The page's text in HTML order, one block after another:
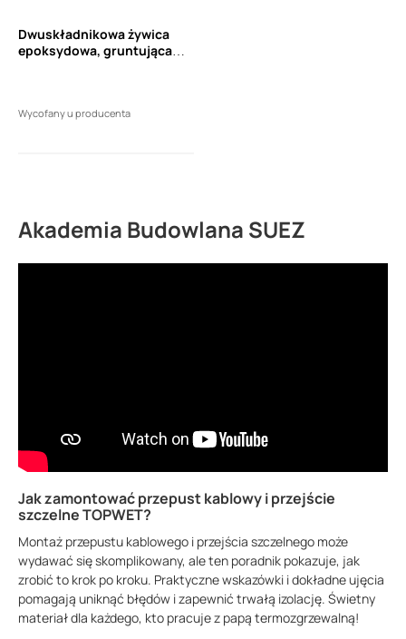
Dwuskładnikowa żywica
epoksydowa, gruntująca
Wycofany u producenta
Akademia Budowlana SUEZ
Jak zamontować przepust kablowy i przejście
szczelne TOPWET?
Montaż przepustu kablowego i przejścia szczelnego może
wydawać się skomplikowany, ale ten poradnik pokazuje, jak
zrobić to krok po kroku. Praktyczne wskazówki i dokładne ujęcia
pomagają uniknąć błędów i zapewnić trwałą izolację. Świetny
materiał dla każdego, kto pracuje z papą termozgrzewalną!